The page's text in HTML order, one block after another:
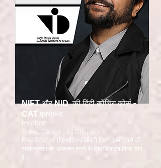
NIFT और NID की हिंदी कोचिंग कोर्स -
CAT एक्साम्स
Explore
Online Course - 50 Chapters
निफ्ट कैट/CAT (क्रिएटिव एबिलिटी टेस्ट) उम्मीदवारों की
रचनात्मकता का आकलन करने के लिए डिज़ाइन किया गया
है।